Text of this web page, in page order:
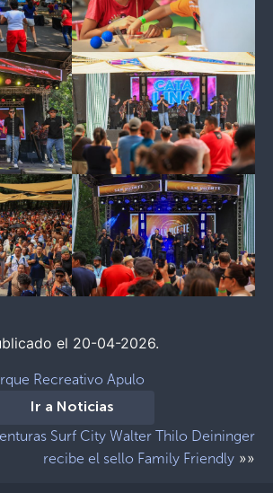
el 20-04-2026.
Recreativo Apulo
Ir a Noticias
Surf City Walter Thilo Deininger
recibe el sello Family Friendly »»